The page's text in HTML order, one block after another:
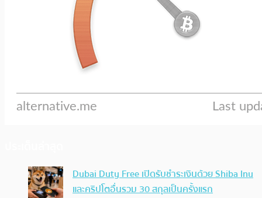
Dubai Duty Free เปิดรับชำระเงินด้วย Shiba Inu
และคริปโตอื่นรวม 30 สกุลเป็นครั้งแรก